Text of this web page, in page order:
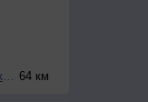
Измир / Сельчук-Э... 64 км